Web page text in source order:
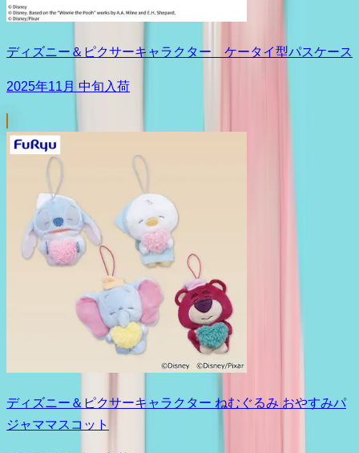
ディズニー＆ピクサーキャラクター ケータイ型パスケース
2025年11月 中旬入荷
ディズニー＆ピクサーキャラクター ねむぐるみ おやすみパ
ジャママスコット